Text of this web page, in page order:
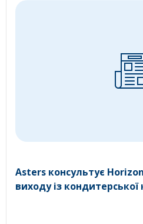
Asters консультує
виходу із кондитерської